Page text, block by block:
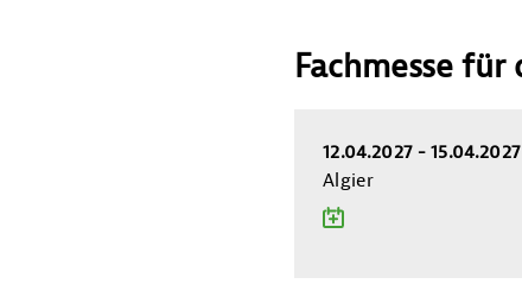
Fachmesse
12.04.2027 - 15.04.2027
Algier
ZUM KALENDER